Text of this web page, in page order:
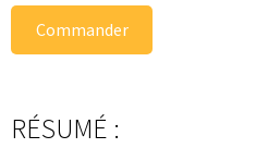
Commander
RÉSUMÉ :